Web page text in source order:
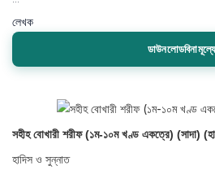
লেখক
সহীহ বোখারী শরীফ (১ম-১০ম খণ্ড একত্রে) (সাদা)
হাদিস ও সুন্নাত